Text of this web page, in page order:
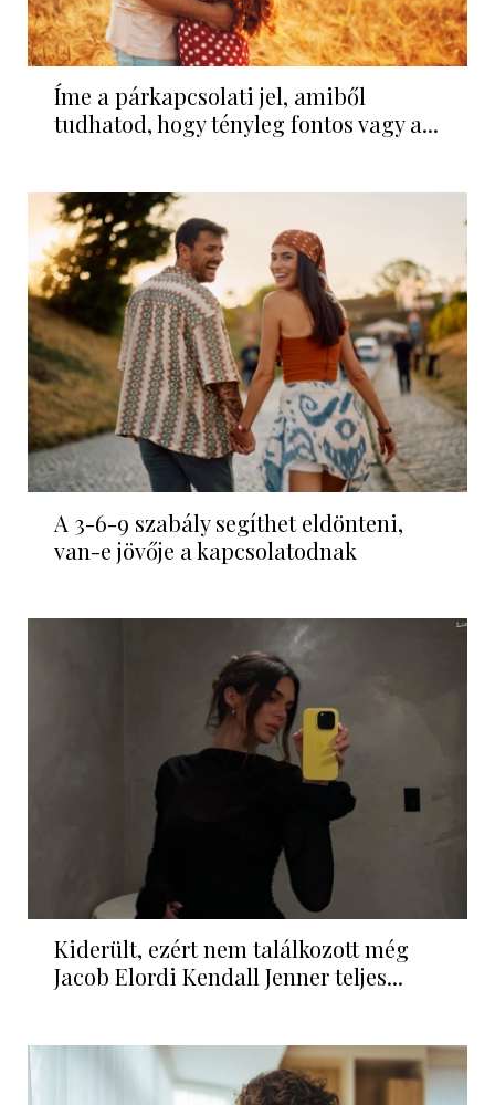
Íme a párkapcsolati jel, amiből
tudhatod, hogy tényleg fontos vagy a...
A 3-6-9 szabály segíthet eldönteni,
van-e jövője a kapcsolatodnak
Kiderült, ezért nem találkozott még
Jacob Elordi Kendall Jenner teljes...